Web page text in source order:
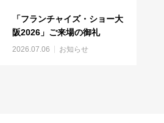
「フランチャイズ・ショー大
阪2026」ご来場の御礼
2026.07.06 お知らせ